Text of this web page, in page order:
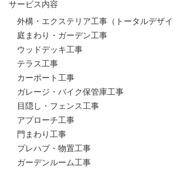
サービス内容
外構・エクステリア工事（トータルデザイ
庭まわり・ガーデン工事
ウッドデッキ工事
テラス工事
カーポート工事
ガレージ・バイク保管庫工事
目隠し・フェンス工事
アプローチ工事
門まわり工事
プレハブ・物置工事
ガーデンルーム工事